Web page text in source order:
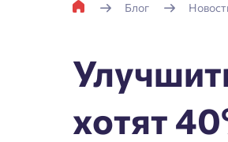
Блог
хотят